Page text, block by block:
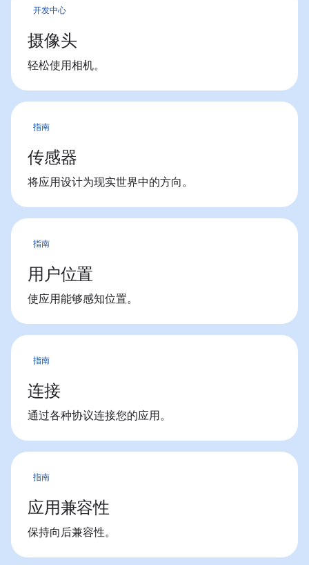
开发中心
摄像头
轻松使用相机。
指南
传感器
将应用设计为现实世界中的方向。
指南
用户位置
使应用能够感知位置。
指南
连接
通过各种协议连接您的应用。
指南
应用兼容性
保持向后兼容性。